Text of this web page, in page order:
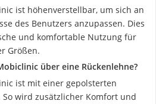
ist höhenverstellbar, um sich an
des Benutzers anzupassen. Dies
und komfortable Nutzung für
Größen.
über eine Rückenlehne?
ist mit einer gepolsterten
wird zusätzlicher Komfort und